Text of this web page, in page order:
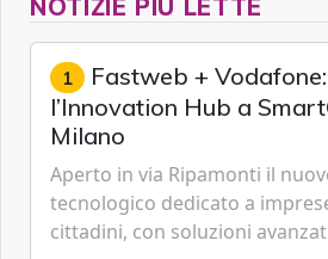
NOTIZIE PIÙ LETTE
1 Fastweb +
l’Innovation Hub a
Milano
Aperto in via Ripamonti il
tecnologico dedicato a
cittadini, con soluzioni